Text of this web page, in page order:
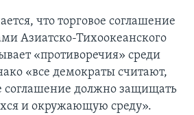
что торговое соглашение
Азиатско-Тихоокеанского
«противоречия» среди
«все демократы считают,
соглашение должно защищать
и окружающую среду».